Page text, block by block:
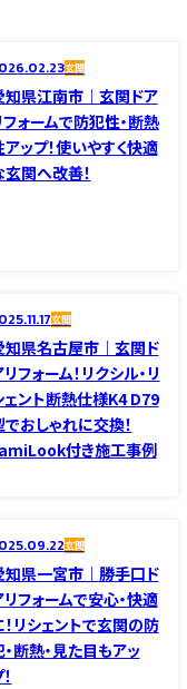
玄関
知県江南市｜玄関ドア
フォームで防犯性・断熱
アップ！使いやすく快適
玄関へ改善！
玄関
知県名古屋市｜玄関ド
フォーム！リクシル・リ
ェント断熱仕様K4 D79
でおしゃれに交換！
付き施工事例
玄関
知県一宮市｜勝手口ド
リフォームで安心・快適
！リシェントで玄関の防
断熱・見た目もアッ